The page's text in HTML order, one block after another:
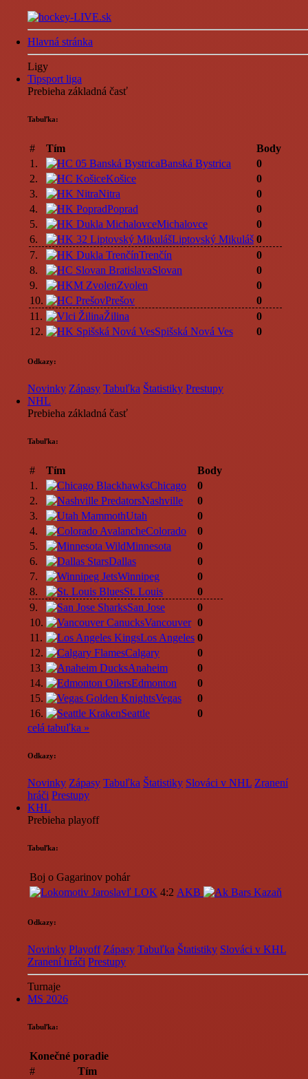
Hlavná stránka
Ligy
Tipsport liga
Prebieha základná časť
Tabuľka:
# Tím
Body
1.
Banská Bystrica
0
2.
Košice
0
3.
Nitra
0
4.
Poprad
0
5.
Michalovce
0
6.
Liptovský Mikuláš 0
7.
Trenčín
0
8.
Slovan
0
9.
Zvolen
0
10.
Prešov
0
11.
Žilina
0
12.
Spišská Nová Ves 0
Odkazy:
Novinky Zápasy Tabuľka Štatistiky Prestupy
NHL
Prebieha základná časť
Tabuľka:
# Tím
Body
1.
Chicago
0
2.
Nashville
0
3.
Utah
0
4.
Colorado
0
5.
Minnesota
0
6.
Dallas
0
7.
Winnipeg
0
8.
St. Louis
0
9.
San Jose
0
10.
Vancouver 0
11.
Los Angeles 0
12.
Calgary
0
13.
Anaheim
0
14.
Edmonton
0
15.
Vegas
0
16.
Seattle
0
celá tabuľka »
Odkazy:
Novinky Zápasy Tabuľka Štatistiky Slováci v NHL Zranení
hráči Prestupy
KHL
Prebieha playoff
Tabuľka:
Boj o Gagarinov pohár
LOK 4:2 AKB
Odkazy:
Novinky Playoff Zápasy Tabuľka Štatistiky Slováci v KHL
Zranení hráči Prestupy
Turnaje
MS 2026
Tabuľka:
Konečné poradie
#
Tím